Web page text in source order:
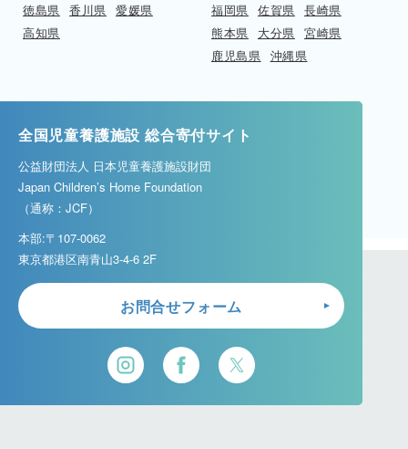
徳島県 香川県 愛媛県
高知県
福岡県 佐賀県 長崎県
熊本県
大分県 宮崎県
鹿児島県 沖縄県
全国児童養護施設 総合寄付サイト
公益財団法人 日本児童養護施設財団
Japan Children’s Home Foundation
（通称：JCF）
本部:〒107-0062
東京都港区南青山3-4-6 2F
お問合せフォーム